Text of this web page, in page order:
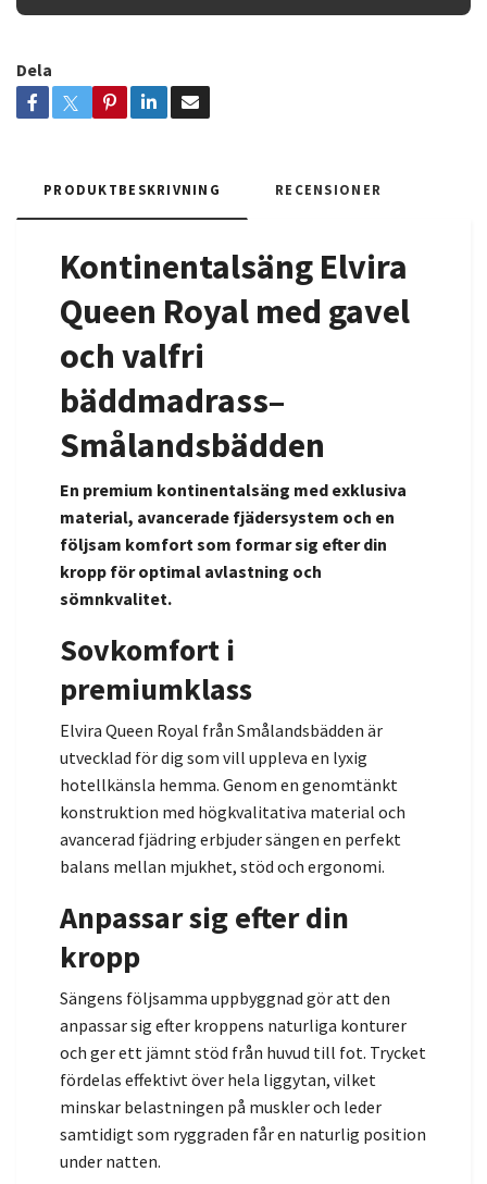
Dela
PRODUKTBESKRIVNING RECENSIONER
Kontinentalsäng Elvira
Queen Royal med gavel
och valfri
bäddmadrass–
Smålandsbädden
En premium kontinentalsäng med exklusiva
material, avancerade fjädersystem och en
följsam komfort som formar sig efter din
kropp för optimal avlastning och
sömnkvalitet.
Sovkomfort i
premiumklass
Elvira Queen Royal från Smålandsbädden är
utvecklad för dig som vill uppleva en lyxig
hotellkänsla hemma. Genom en genomtänkt
konstruktion med högkvalitativa material och
avancerad fjädring erbjuder sängen en perfekt
balans mellan mjukhet, stöd och ergonomi.
Anpassar sig efter din
kropp
Sängens följsamma uppbyggnad gör att den
anpassar sig efter kroppens naturliga konturer
och ger ett jämnt stöd från huvud till fot. Trycket
fördelas effektivt över hela liggytan, vilket
minskar belastningen på muskler och leder
samtidigt som ryggraden får en naturlig position
under natten.